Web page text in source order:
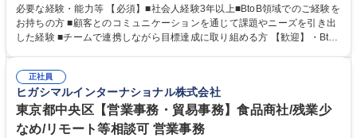
セールスをつなぐ役割として、 適切なタイミングで顧客とコミュニケーシ
ョンを取りながら、受注につながる商談機会の最大化を目指します。 【具
体的な仕事内容】 リードへの電話・メールによるアプローチ/リードナー
実行/フィールドセールスへの案件連携 募集職種 ★【未経験歓迎】AIで製
造業の未来を変えるインサイドセールス
必要な経験・能力等 【必須】■社会人経験3年以上■BtoB領域でのご経験を
お持ちの方 ■顧客とのコミュニケーションを通じて課題やニーズを引き出
した経験 ■チームで連携しながら目標達成に取り組める方 【歓迎】・BtoB
企画・実行経験 ・CRM・リードナーチャリングに関する知見 ・データを
もとに営業プロセスを改善した経験 学歴・資格 学歴：大学院 大学 高専 短
大 専修学校 高校 語学力： 資格：
正社員
ヒガシマルインターナショナル株式会社
東京都中央区【営業事務・貿易事務】食品商社/残業少
なめ/リモート等相談可 営業事務